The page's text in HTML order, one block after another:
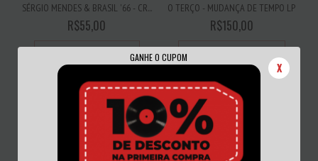
GANHE O CUPOM
X
SÉRGIO MENDES & BRASIL '66 - CR...
R$55,00
sem juros
O TERÇO - MUDANÇA DE TEMPO LP
R$150,00
3